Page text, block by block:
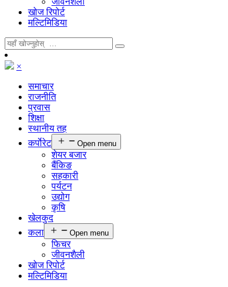
खोज रिपोर्ट
मल्टिमिडिया
×
समाचार
राजनीति
प्रवास
शिक्षा
स्थानीय तह
कर्पाेरेट
Open menu
शेयर बजार
बैंकिङ
सहकारी
पर्यटन
उद्योग
कृषि
खेलकुद
कला
Open menu
फिचर
जीवनशैली
खोज रिपोर्ट
मल्टिमिडिया